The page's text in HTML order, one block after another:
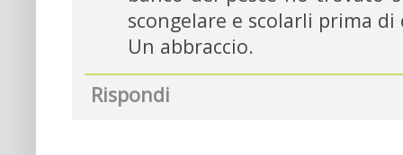
scongelare e scolarli prima di
Un abbraccio.
Rispondi